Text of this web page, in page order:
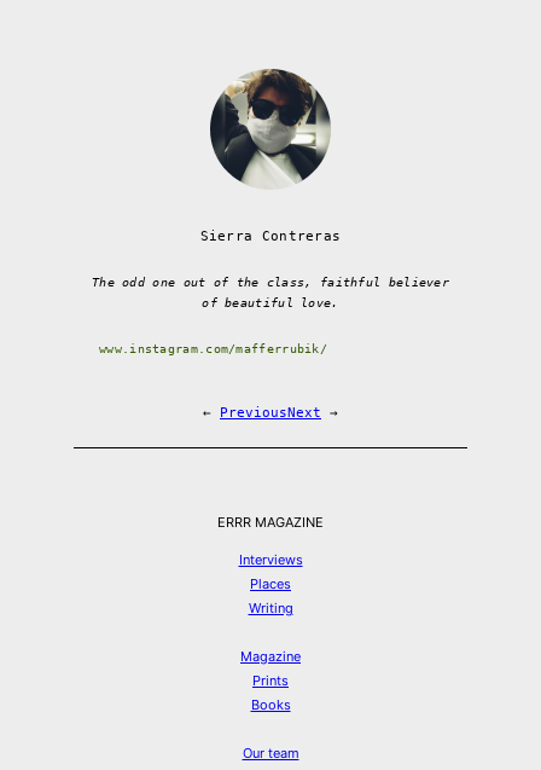
Sierra Contreras
The odd one out of the class, faithful believer
of beautiful love.
www.instagram.com/mafferrubik/
← PreviousNext →
ERRR MAGAZINE
Interviews
Places
Writing
Magazine
Prints
Books
Our team